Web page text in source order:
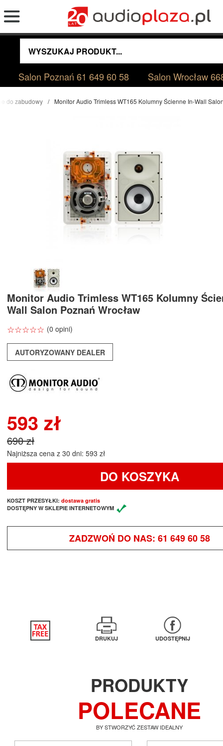
Salon Poznań61 649 60 58 Salon Wrocław
do zabudowy Monitor Audio Trimless WT165 Kolumny Ścienne In-Wall
Monitor Audio Trimless WT165 Kolumny
Wall Salon Poznań Wrocław
☆☆☆☆☆
★★★★★ (0 opini)
AUTORYZOWANY DEALER
593 zł
690 zł
Najniższa cena z 30 dni: 593 zł
DO KOSZYKA
KOSZT PRZESYŁKI: dostawa gratis
DOSTĘPNY W SKLEPIE INTERNETOWYM
ZADZWOŃ DO NAS: 61 649 60 58
DRUKUJ UDOSTĘPNIJ
PRODUKTY
POLECANE
BY STWORZYĆ ZESTAW IDEALNY